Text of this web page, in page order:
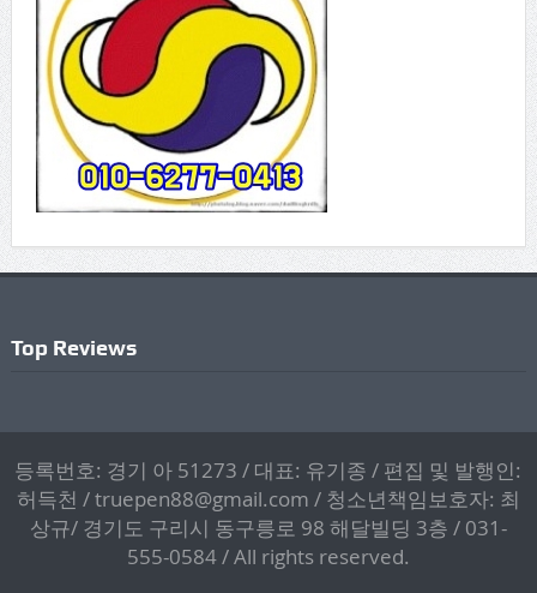
Top Reviews
등록번호: 경기 아 51273 / 대표: 유기종 / 편집 및 발행인:
허득천 / truepen88@gmail.com / 청소년책임보호자: 최
상규/ 경기도 구리시 동구릉로 98 해달빌딩 3층 / 031-
555-0584 / All rights reserved.